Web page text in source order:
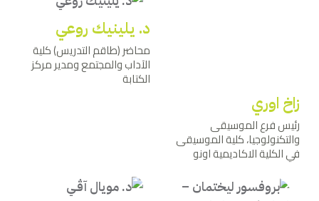
زاخ اوري
رئيس فرع الموسيقى
والتكنولوجيا، كلية الموسيقى
في الكلية الاكاديمية اونو
د. يلينيك روعي
محاضر (طاقم التدريس) كلية
الآداب والمجتمع ومدير مركز
الكتابة